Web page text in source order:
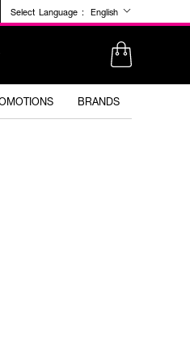
Select Language : English
BRANDS